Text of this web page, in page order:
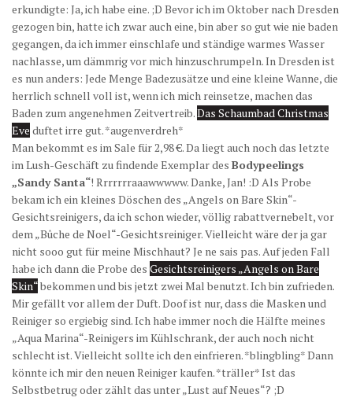
erkundigte: Ja, ich habe eine. ;D Bevor ich im Oktober nach Dresden
gezogen bin, hatte ich zwar auch eine, bin aber so gut wie nie baden
gegangen, da ich immer einschlafe und ständige warmes Wasser
nachlasse, um dämmrig vor mich hinzuschrumpeln. In Dresden ist
es nun anders: Jede Menge Badezusätze und eine kleine Wanne, die
herrlich schnell voll ist, wenn ich mich reinsetze, machen das
Baden zum angenehmen Zeitvertreib.Das Schaumbad Christmas
Eve duftet irre gut. *augenverdreh*
Man bekommt es im Sale für 2,98 €. Da liegt auch noch das letzte
im Lush-Geschäft zu findende Exemplar des Bodypeelings
„Sandy Santa“! Rrrrrrraaawwwww. Danke, Jan! :D Als Probe
bekam ich ein kleines Döschen des „Angels on Bare Skin“-
Gesichtsreinigers, da ich schon wieder, völlig rabattvernebelt, vor
dem „Bûche de Noel“-Gesichtsreiniger. Vielleicht wäre der ja gar
nicht sooo gut für meine Mischhaut? Je ne sais pas. Auf jeden Fall
habe ich dann die Probe des Gesichtsreinigers „Angels on Bare
Skin“bekommen und bis jetzt zwei Mal benutzt. Ich bin zufrieden.
Mir gefällt vor allem der Duft. Doof ist nur, dass die Masken und
Reiniger so ergiebig sind. Ich habe immer noch die Hälfte meines
„Aqua Marina“-Reinigers im Kühlschrank, der auch noch nicht
schlecht ist. Vielleicht sollte ich den einfrieren. *blingbling* Dann
könnte ich mir den neuen Reiniger kaufen. *träller* Ist das
Selbstbetrug oder zählt das unter „Lust auf Neues“? ;D